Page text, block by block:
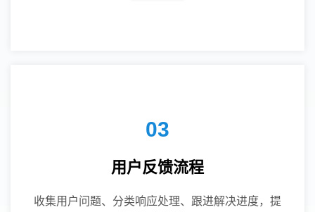
03
用户反馈流程
收集用户问题、分类响应处理、跟进解决进度，提